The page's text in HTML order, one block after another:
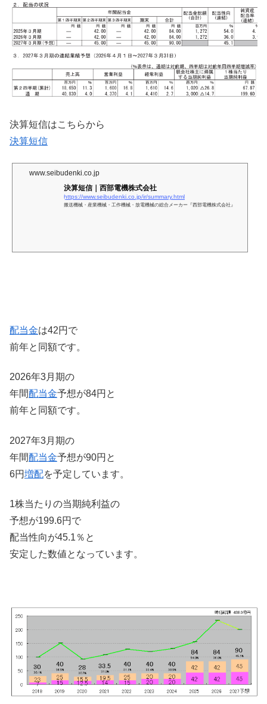
決算短信はこちらから
決算短信
www.seibudenki.co.jp
決算短信｜西部電機株式会社
https://www.seibudenki.co.jp/ir/summary.html
搬送機械・産業機械・工作機械・放電機械の総合メーカー『西部電機株式会社』
配当金は42円で
前年と同額です。
2026年3月期の
年間配当金予想が84円と
前年と同額です。
2027年3月期の
年間配当金予想が90円と
6円増配を予定しています。
1株当たりの当期純利益の
予想が199.6円で
配当性向が45.1％と
安定した数値となっています。